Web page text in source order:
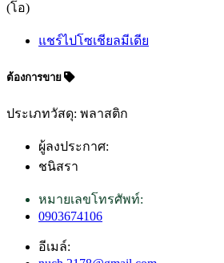
(โอ)
แชร์ไปโซเชียลมีเดีย
ต้องการขาย
ประเภทวัสดุ: พลาสติก
ผู้ลงประกาศ:
ชนิสรา
หมายเลขโทรศัพท์:
0903674106
อีเมล์: